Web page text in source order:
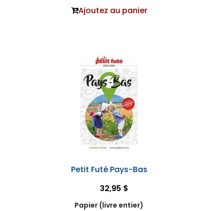
Ajoutez au panier
Petit Futé Pays-Bas
32,95 $
Papier (livre entier)